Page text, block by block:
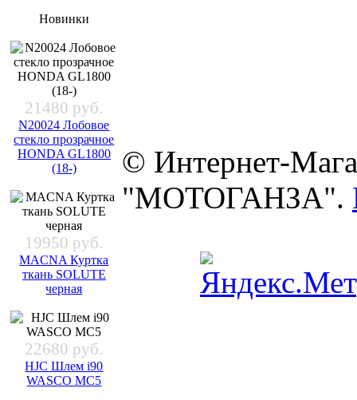
Новинки
21480 руб.
N20024 Лобовое
стекло прозрачное
HONDA GL1800
(18-)
19950 руб.
MACNA Куртка
ткань SOLUTE
черная
22680 руб.
HJC Шлем i90
WASCO MC5
© Интернет-
"МОТОГАНЗА".